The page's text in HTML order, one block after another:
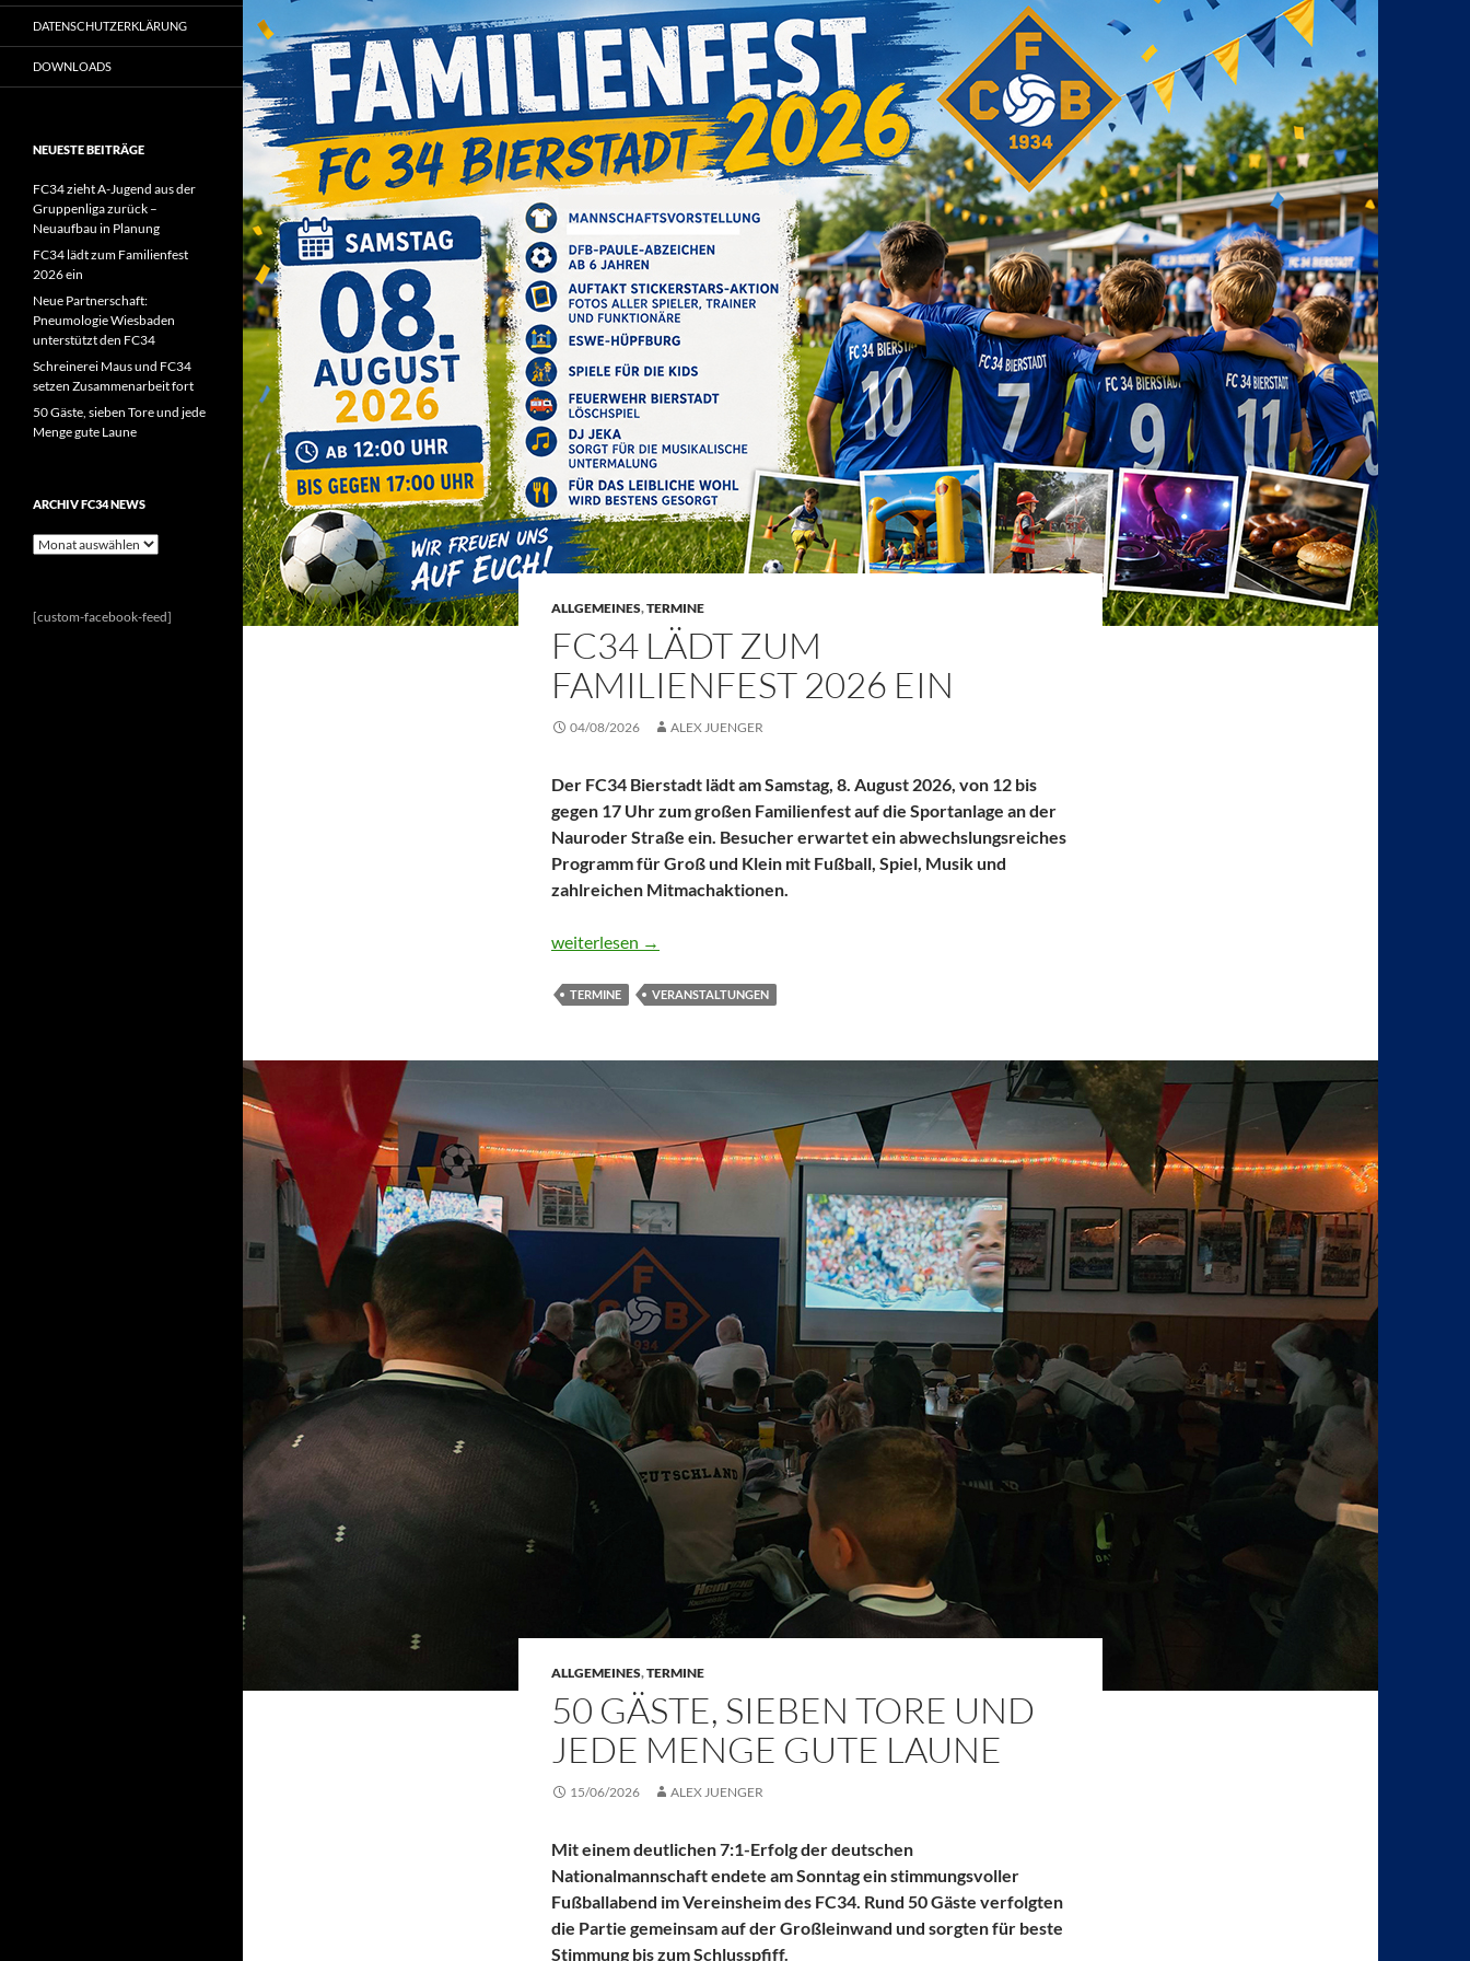
ALLGEMEINES,TERMINE
FC34 LÄDT ZUM
FAMILIENFEST 2026 EIN
04/08/2026 ALEX JUENGER
Der FC34 Bierstadt lädt am Samstag, 8. August 2026, von 12 bis
gegen 17 Uhr zum großen Familienfest auf die Sportanlage an der
Nauroder Straße ein. Besucher erwartet ein abwechslungsreiches
Programm für Groß und Klein mit Fußball, Spiel, Musik und
zahlreichen Mitmachaktionen.
FC34 lädt zum Familienfest 2026 ein
weiterlesen →
TERMINE VERANSTALTUNGEN
ALLGEMEINES,TERMINE
50 GÄSTE, SIEBEN TORE UND
JEDE MENGE GUTE LAUNE
15/06/2026 ALEX JUENGER
Mit einem deutlichen 7:1-Erfolg der deutschen
Nationalmannschaft endete am Sonntag ein stimmungsvoller
Fußballabend im Vereinsheim des FC34. Rund 50 Gäste verfolgten
die Partie gemeinsam auf der Großleinwand und sorgten für beste
Stimmung bis zum Schlusspfiff.
DATENSCHUTZERKLÄRUNG
DOWNLOADS
NEUESTE BEITRÄGE
FC34 zieht A-Jugend aus der
Gruppenliga zurück –
Neuaufbau in Planung
FC34 lädt zum Familienfest
2026 ein
Neue Partnerschaft:
Pneumologie Wiesbaden
unterstützt den FC34
Schreinerei Maus und FC34
setzen Zusammenarbeit fort
50 Gäste, sieben Tore und jede
Menge gute Laune
ARCHIV FC34 NEWS
Archiv
[custom-facebook-feed]